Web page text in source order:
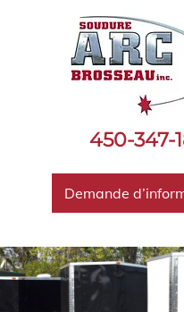
450-347-
Demande